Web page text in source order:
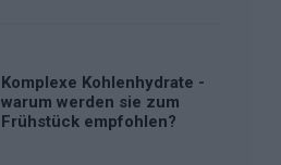
Komplexe Kohlenhydrate -
warum werden sie zum
Frühstück empfohlen?